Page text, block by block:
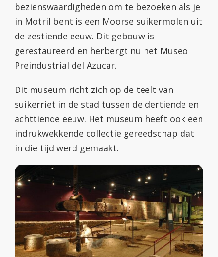
bezienswaardigheden om te bezoeken als je
in Motril bent is een Moorse suikermolen uit
de zestiende eeuw. Dit gebouw is
gerestaureerd en herbergt nu het Museo
Preindustrial del Azucar.
Dit museum richt zich op de teelt van
suikerriet in de stad tussen de dertiende en
achttiende eeuw. Het museum heeft ook een
indrukwekkende collectie gereedschap dat
in die tijd werd gemaakt.